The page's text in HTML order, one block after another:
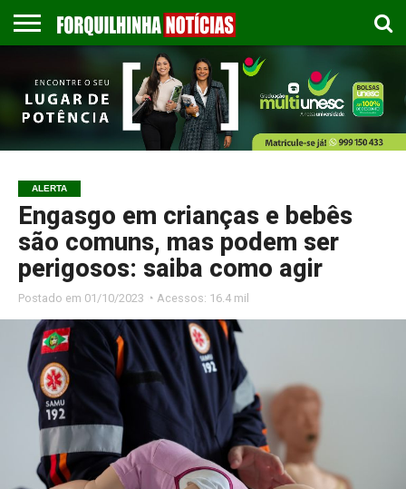
EMPREGOS
ESPORTES
PUBLICAÇÃO
LEGAL
GASTRONOMIA
CONTATO
ALERTA
Engasgo em crianças e bebês
são comuns, mas podem ser
perigosos: saiba como agir
Postado em 01/10/2023 ◔ Acessos: 16.4 mil